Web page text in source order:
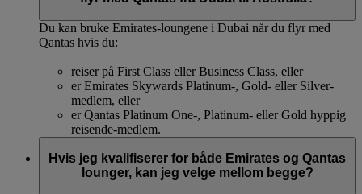
Du kan bruke Emirates-loungene i Dubai når du flyr med
Qantas hvis du:
reiser på First Class eller Business Class, eller
er Emirates Skywards Platinum-, Gold- eller Silver-
medlem, eller
er Qantas Platinum One-, Platinum- eller Gold hyppig
reisende-medlem.
Hvis jeg kvalifiserer for både Emirates og Qantas
lounger, kan jeg velge mellom begge?